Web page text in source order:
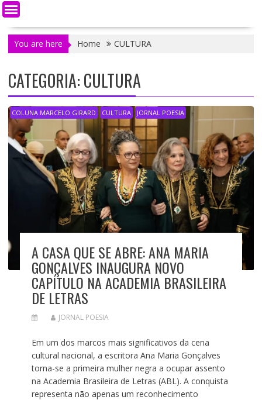
You are here Home CULTURA
CATEGORIA: CULTURA
COLUNA MARCELO GIRARD CULTURA JORNAL POESIA
A CASA QUE SE ABRE: ANA MARIA
GONÇALVES INAUGURA NOVO
CAPÍTULO NA ACADEMIA BRASILEIRA
DE LETRAS
JORNAL POESIA
Em um dos marcos mais significativos da cena
cultural nacional, a escritora Ana Maria Gonçalves
torna-se a primeira mulher negra a ocupar assento
na Academia Brasileira de Letras (ABL). A conquista
representa não apenas um reconhecimento